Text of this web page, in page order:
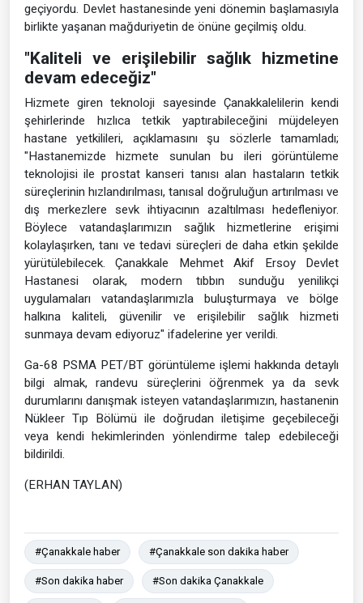
geçiyordu. Devlet hastanesinde yeni dönemin başlamasıyla
birlikte yaşanan mağduriyetin de önüne geçilmiş oldu.
"Kaliteli ve erişilebilir sağlık hizmetine
devam edeceğiz"
Hizmete giren teknoloji sayesinde Çanakkalelilerin kendi
şehirlerinde hızlıca tetkik yaptırabileceğini müjdeleyen
hastane yetkilileri, açıklamasını şu sözlerle tamamladı;
"Hastanemizde hizmete sunulan bu ileri görüntüleme
teknolojisi ile prostat kanseri tanısı alan hastaların tetkik
süreçlerinin hızlandırılması, tanısal doğruluğun artırılması ve
dış merkezlere sevk ihtiyacının azaltılması hedefleniyor.
Böylece vatandaşlarımızın sağlık hizmetlerine erişimi
kolaylaşırken, tanı ve tedavi süreçleri de daha etkin şekilde
yürütülebilecek. Çanakkale Mehmet Akif Ersoy Devlet
Hastanesi olarak, modern tıbbın sunduğu yenilikçi
uygulamaları vatandaşlarımızla buluşturmaya ve bölge
halkına kaliteli, güvenilir ve erişilebilir sağlık hizmeti
sunmaya devam ediyoruz" ifadelerine yer verildi.
Ga-68 PSMA PET/BT görüntüleme işlemi hakkında detaylı
bilgi almak, randevu süreçlerini öğrenmek ya da sevk
durumlarını danışmak isteyen vatandaşlarımızın, hastanenin
Nükleer Tıp Bölümü ile doğrudan iletişime geçebileceği
veya kendi hekimlerinden yönlendirme talep edebileceği
bildirildi.
(ERHAN TAYLAN)
#Çanakkale haber #Çanakkale son dakika haber
#Son dakika haber #Son dakika Çanakkale